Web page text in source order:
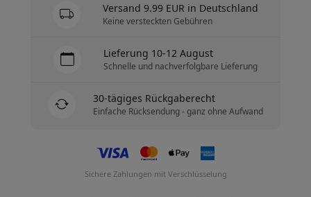
Versand 9.99 EUR in Deutschland
Keine versteckten Gebühren
Lieferung 10-12 August
Schnelle und nachverfolgbare Lieferung
30-tägiges Rückgaberecht
Einfache Rücksendung - ganz ohne Aufwand
Sichere Zahlungen mit Verschlüsselung